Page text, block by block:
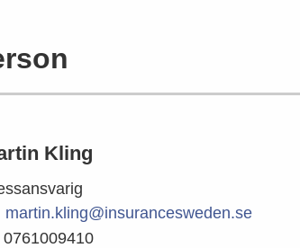
Kling
martin.kling@insurancesweden.se
0761009410